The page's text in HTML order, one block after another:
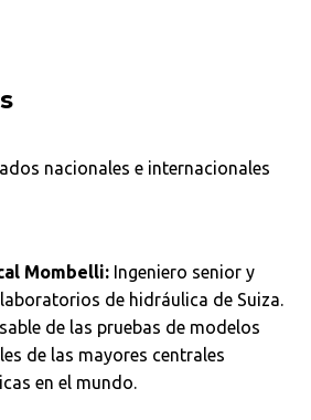
nacionales e internacionales
Mombelli: Ingeniero senior y
de hidráulica de Suiza.
de las pruebas de modelos
de las mayores centrales
en el mundo.